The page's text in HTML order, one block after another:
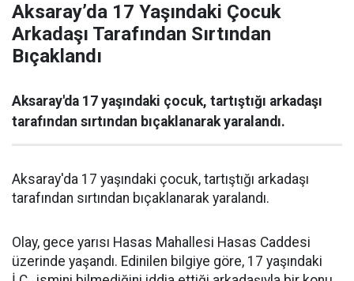
Aksaray’da 17 Yaşındaki Çocuk
Arkadaşı Tarafından Sırtından
Bıçaklandı
Aksaray'da 17 yaşındaki çocuk, tartıştığı arkadaşı
tarafından sırtından bıçaklanarak yaralandı.
Aksaray'da 17 yaşındaki çocuk, tartıştığı arkadaşı
tarafından sırtından bıçaklanarak yaralandı.
Olay, gece yarısı Hasas Mahallesi Hasas Caddesi
üzerinde yaşandı. Edinilen bilgiye göre, 17 yaşındaki